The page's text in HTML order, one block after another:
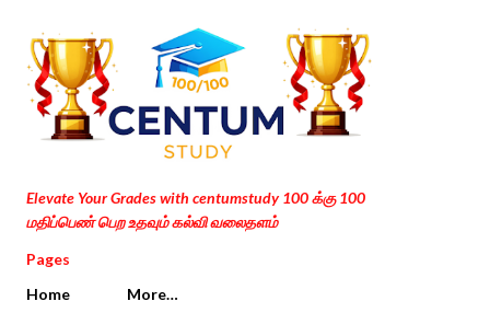
Skip to main content
Elevate Your Grades with centumstudy 100 க்கு 100
மதிப்பெண் பெற உதவும் கல்வி வலைதளம்
Pages
Home
More…